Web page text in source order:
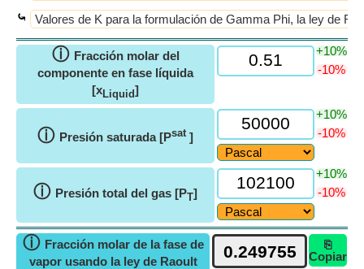
⤿ Valores de K para la formulación de Gamma Phi, la ley de
ⓘ Fracción molar del
componente en fase líquida
[xLiquid]
+10%
-10%
ⓘ Presión saturada [Psat ]
+10%
-10%
ⓘ Presión total del gas [PT]
+10%
-10%
ⓘ Fracción molar de la fase de
vapor usando la ley de Raoult
⎘
Copiar